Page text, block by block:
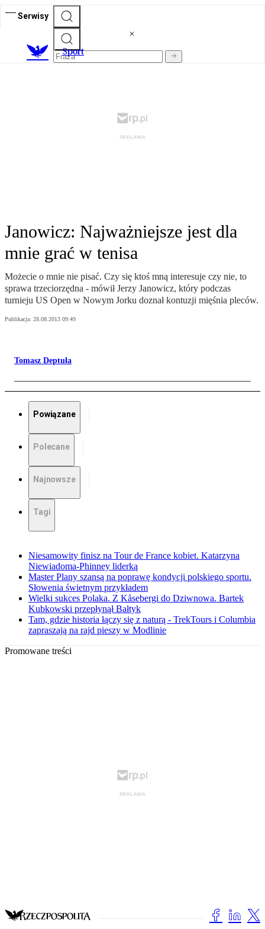
Serwisy
Sport
Janowicz: Najważniejsze jest dla
mnie grać w tenisa
Możecie o mnie nie pisać. Czy się ktoś mną interesuje czy nie, to
sprawa trzeciorzędna - mówił Jerzy Janowicz, który podczas
turnieju US Open w Nowym Jorku doznał kontuzji mięśnia pleców.
Publikacja: 28.08.2013 09:49
Tomasz Deptuła
Powiązane
Polecane
Najnowsze
Tagi
Niesamowity finisz na Tour de France kobiet. Katarzyna
Niewiadoma-Phinney liderką
Master Plany szansą na poprawę kondycji polskiego sportu.
Słowenia świetnym przykładem
Wielki sukces Polaka. Z Kåsebergi do Dziwnowa. Bartek
Kubkowski przepłynął Bałtyk
Tam, gdzie historia łączy się z naturą - TrekTours i Columbia
zapraszają na rajd pieszy w Modlinie
Promowane treści